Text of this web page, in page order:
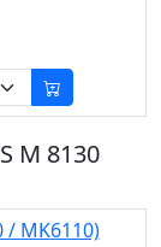
M 8130
/ MK6110)